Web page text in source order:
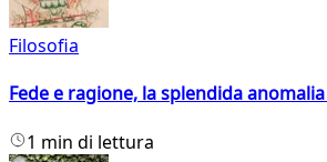
Filosofia
Fede e ragione, la splendida
1 min di lettura